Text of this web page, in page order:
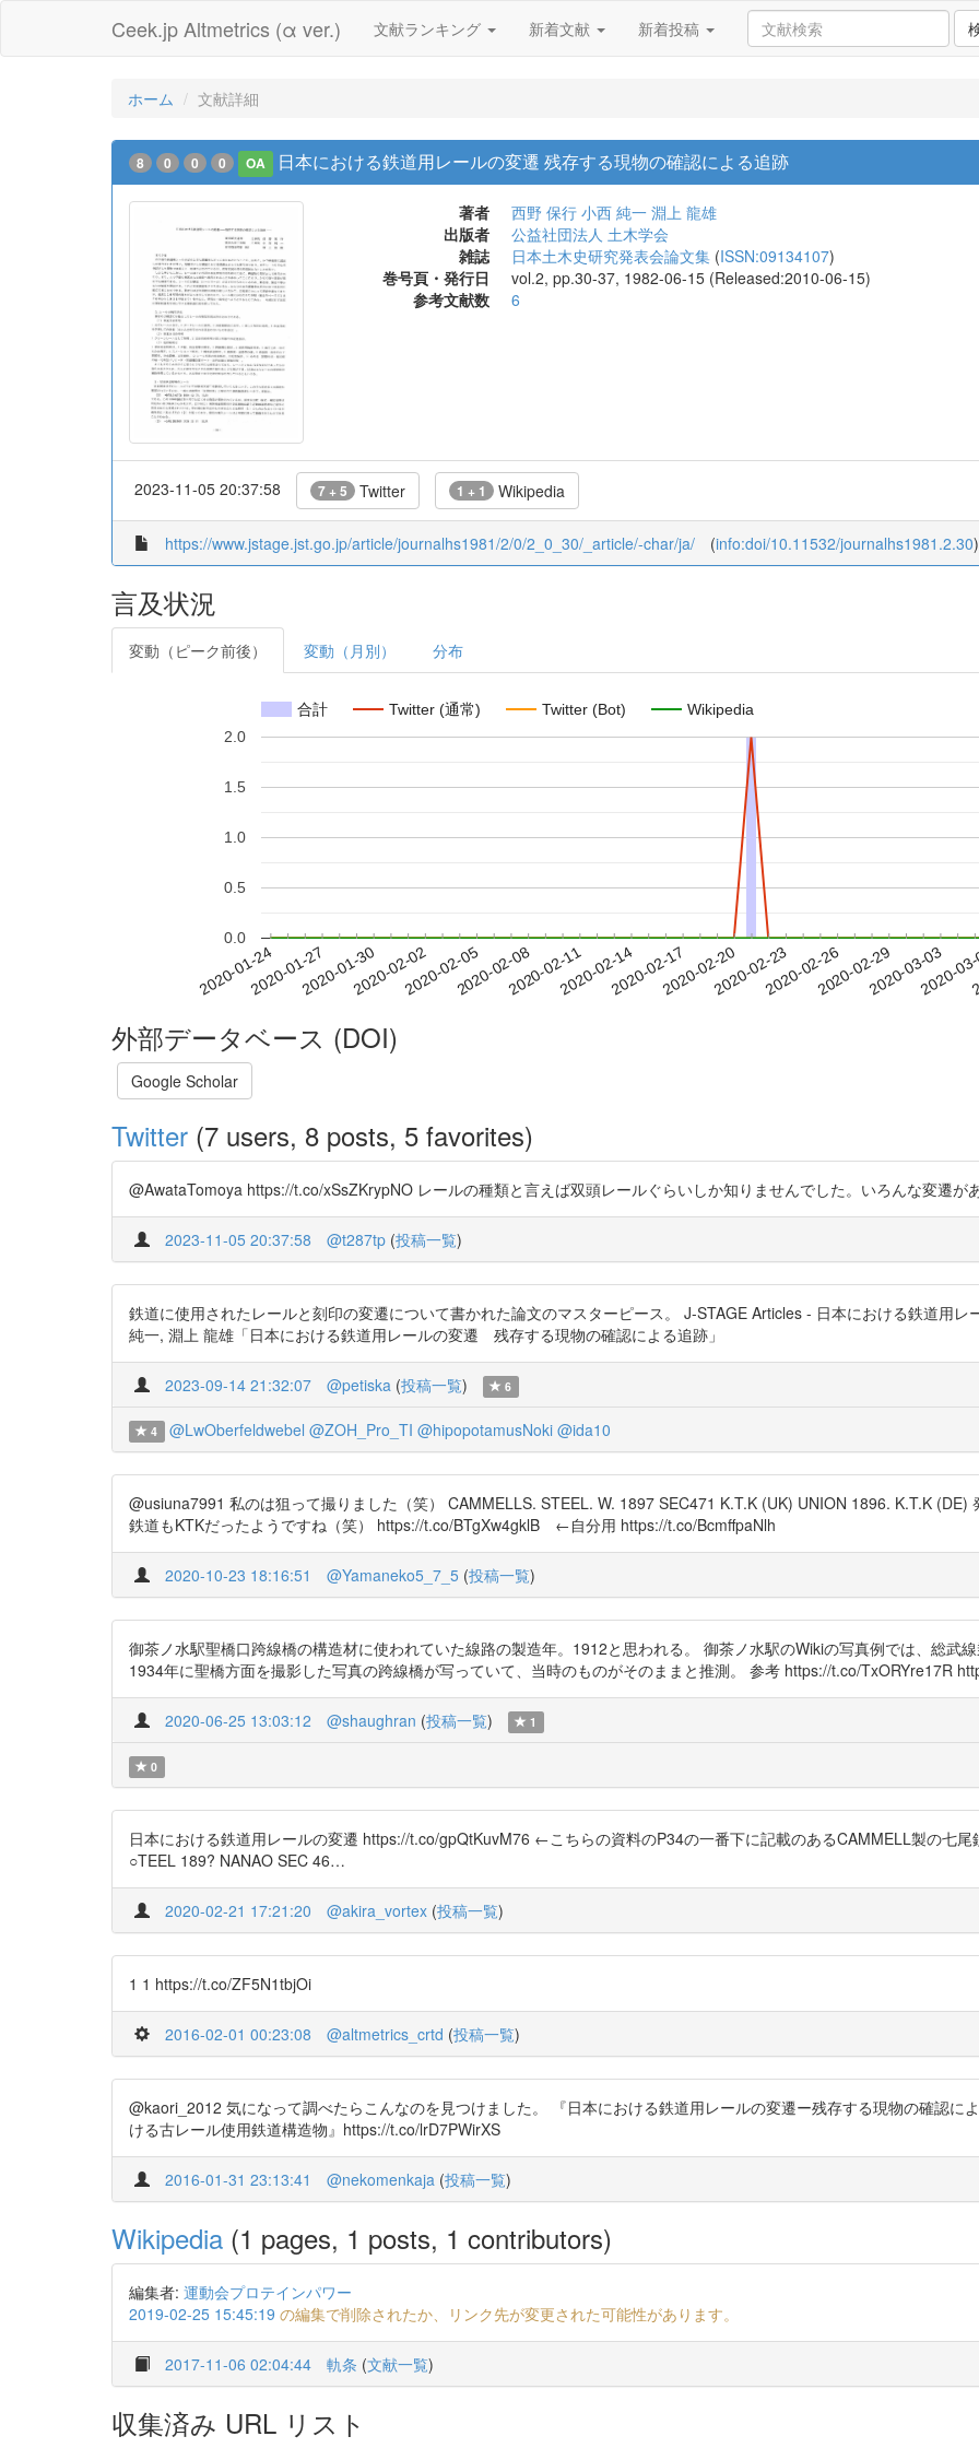
Ceek.jp Altmetrics (α ver.) 文献ランキング 新着文献 新着投稿
ホーム 文献詳細
8 0 0 0 OA 日本における鉄道用レールの変遷 残存する現物の確認による追跡
著者 西野 保行 小西 純一 淵上 龍雄
出版者
公益社団法人 土木学会
雑誌
日本土木史研究発表会論文集 (ISSN:09134107)
巻号頁・発行日
vol.2, pp.30-37, 1982-06-15 (Released:2010-06-15)
参考文献数
6
2023-11-05 20:37:58 7 + 5 Twitter 1 + 1 Wikipedia
https://www.jstage.jst.go.jp/article/journalhs1981/2/0/2_0_30/_article/-char/ja/ (info:doi/10.11532/journalhs1981.2.30)
言及状況
変動（ピーク前後） 変動（月別） 分布
合計 Twitter (通常) Twitter (Bot) Wikipedia
2020-01-242020-01-272020-01-302020-02-022020-02-052020-02-082020-02-112020-02-142020-02-172020-02-202020-02-232020-02-262020-02-292020-03-03
2020-
0.0
0.5
1.0
1.5
2.0
外部データベース (DOI)
Google Scholar
Twitter (7 users, 8 posts, 5 favorites)
@AwataTomoya https://t.co/xSsZKrypNO レールの種類と言えば双頭レールぐらいしか知りませんでした。いろんな変遷が
2023-11-05 20:37:58 @t287tp (投稿一覧)
鉄道に使用されたレールと刻印の変遷について書かれた論文のマスターピース。 J-STAGE Articles - 日本における鉄道用
純一, 淵上 龍雄「日本における鉄道用レールの変遷 残存する現物の確認による追跡」
2023-09-14 21:32:07 @petiska (投稿一覧) 6
4 @LwOberfeldwebel @ZOH_Pro_TI @hipopotamusNoki @ida10
@usiuna7991 私のは狙って撮りました（笑） CAMMELLS. STEEL. W. 1897 SEC471 K.T.K (UK) UNION 1896. K.T.K
鉄道もKTKだったようですね（笑） https://t.co/BTgXw4gklB ←自分用 https://t.co/BcmffpaNlh
2020-10-23 18:16:51 @Yamaneko5_7_5 (投稿一覧)
御茶ノ水駅聖橋口跨線橋の構造材に使われていた線路の製造年。1912と思われる。 御茶ノ水駅のWikiの写真例では、総武
1934年に聖橋方面を撮影した写真の跨線橋が写っていて、当時のものがそのままと推測。 参考 https://t.co/TxORYre17R
2020-06-25 13:03:12 @shaughran (投稿一覧) 1
0
日本における鉄道用レールの変遷 https://t.co/gpQtKuvM76 ←こちらの資料のP34の一番下に記載のあるCAMMELL製の七
○TEEL 189? NANAO SEC 46…
2020-02-21 17:21:20 @akira_vortex (投稿一覧)
1 1 https://t.co/ZF5N1tbjOi
2016-02-01 00:23:08 @altmetrics_crtd (投稿一覧)
@kaori_2012 気になって調べたらこんなのを見つけました。 『日本における鉄道用レールの変遷ー残存する現物の確認に
ける古レール使用鉄道構造物』https://t.co/lrD7PWirXS
2016-01-31 23:13:41 @nekomenkaja (投稿一覧)
Wikipedia (1 pages, 1 posts, 1 contributors)
編集者: 運動会プロテインパワー
2019-02-25 15:45:19 の編集で削除されたか、リンク先が変更された可能性があります。
2017-11-06 02:04:44 軌条 (文献一覧)
収集済み URL リスト